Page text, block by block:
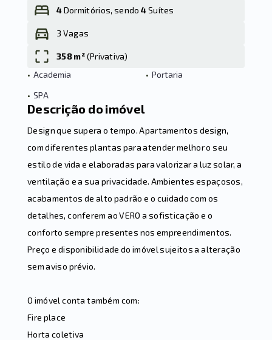
4Dormitórios, sendo4Suítes
3 Vagas
358 m²(Privativa)
• Academia • Portaria
• SPA
Descrição do imóvel
Design que supera o tempo. Apartamentos design,
com diferentes plantas para atender melhor o seu
estilo de vida e elaboradas para valorizar a luz solar, a
ventilação e a sua privacidade. Ambientes espaçosos,
acabamentos de alto padrão e o cuidado com os
detalhes, conferem ao VERO a sofisticação e o
conforto sempre presentes nos empreendimentos.
Preço e disponibilidade do imóvel sujeitos a alteração
sem aviso prévio.
O imóvel conta também com:
Fire place
Horta coletiva